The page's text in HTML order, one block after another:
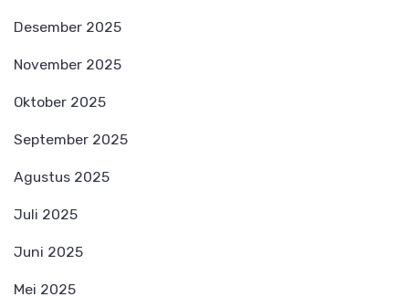
Desember 2025
November 2025
Oktober 2025
September 2025
Agustus 2025
Juli 2025
Juni 2025
Mei 2025